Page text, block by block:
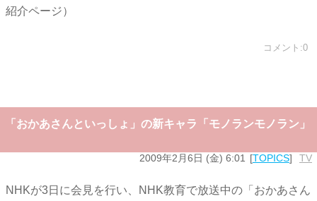
紹介ページ）
コメント:0
「おかあさんといっしょ」の新キャラ「モノランモノラン」
2009年2月6日 (金) 6:01 TOPICS TV
NHKが3日に会見を行い、NHK教育で放送中の「おかあさん